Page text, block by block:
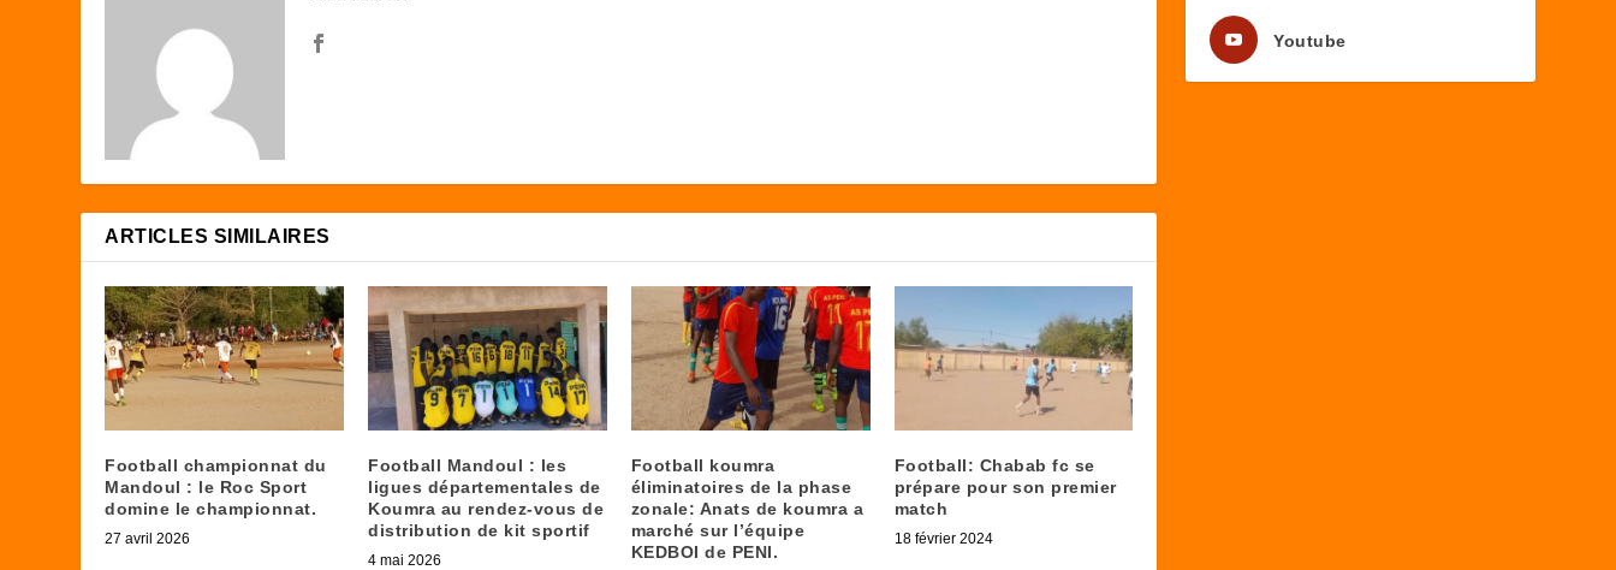
ARTICLES SIMILAIRES
Football championnat du
Mandoul : le Roc Sport
domine le championnat.
27 avril 2026
Football Mandoul : les
ligues départementales de
Koumra au rendez-vous de
distribution de kit sportif
4 mai 2026
Football koumra
éliminatoires de la phase
zonale: Anats de koumra a
marché sur l’équipe
KEDBOI de PENI.
Football: Chabab fc se
prépare pour son premier
match
18 février 2024
Youtube